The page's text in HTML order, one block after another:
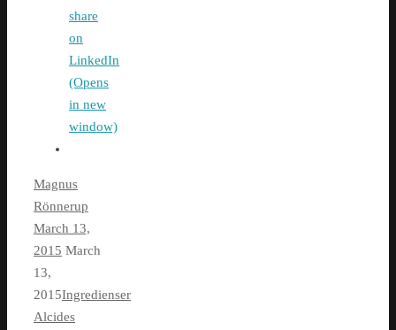
share
on
LinkedIn
(Opens
in new
window)
Magnus
Rönnerup
March 13,
2015 March
13,
2015Ingredienser
Alcides